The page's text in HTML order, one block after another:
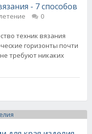
- 7 способов
0
техник вязания
горизонты почти
требуют никаких